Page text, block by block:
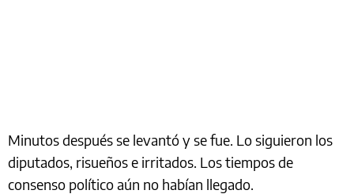
Minutos después se levantó y se fue. Lo siguieron los
diputados, risueños e irritados. Los tiempos de
consenso político aún no habían llegado.